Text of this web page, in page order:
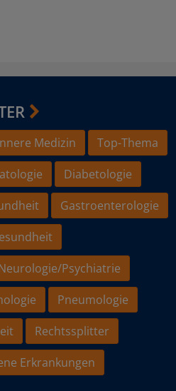
Medizin
Top-Thema
Diabetologie
Gastroenterologie
Psychiatrie
Pneumologie
Rechtssplitter
Erkrankungen